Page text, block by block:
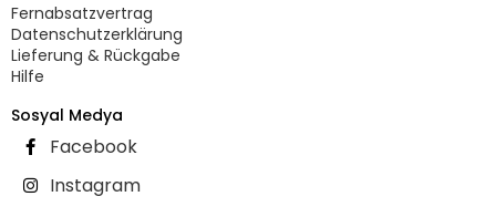
Fernabsatzvertrag
Datenschutzerklärung
Lieferung & Rückgabe
Hilfe
Sosyal Medya
Facebook
Instagram